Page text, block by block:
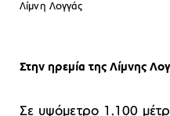
Λίμνη Λογγάς
Στην ηρεμία της Λίμνης
Σε υψόμετρο 1.100